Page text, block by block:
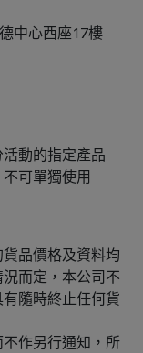
中心西座17樓
動的指定產品
可單獨使用
品價格及資料均
而定，本公司不
隨時終止任何貨
作另行通知，所